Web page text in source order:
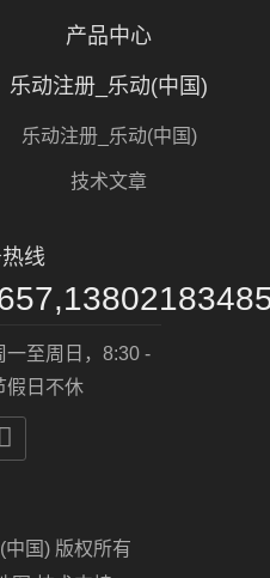
产品中心
乐动注册_乐动(中国)
乐动注册_乐动(中国)
技术文章
线
一至周日，8:30 -
假日不休

国) 版权所有